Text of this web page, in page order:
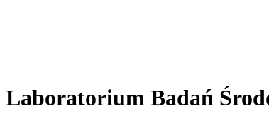
Laboratorium Badań